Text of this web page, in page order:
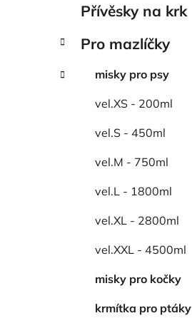
Přívěsky na krk
Pro mazlíčky
misky pro psy
vel.XS - 200ml
vel.S - 450ml
vel.M - 750ml
vel.L - 1800ml
vel.XL - 2800ml
vel.XXL - 4500ml
misky pro kočky
krmítka pro ptáky